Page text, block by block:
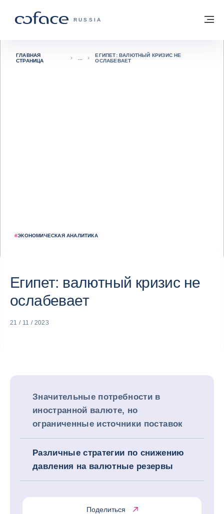
COFACE FOR TRADE — ГЛАВНАЯ
RUSSIA
Вернуться на главную страницу
#ЭКОНОМИЧЕСКАЯ АНАЛИТИКА
ГЛАВНАЯ
СТРАНИЦА
ЕГИПЕТ: ВАЛЮТНЫЙ КРИЗИС НЕ
ОСЛАБЕВАЕТ
Египет: валютный кризис не
ослабевает
21 / 11 / 2023
Значительные потребности в
иностранной валюте, но
ограниченные источники поставок
Различные стратегии по снижению
давления на валютные резервы
Поделиться